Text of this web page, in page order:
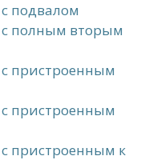
подвалом
полным вторым
пристроенным
пристроенным
пристроенным к